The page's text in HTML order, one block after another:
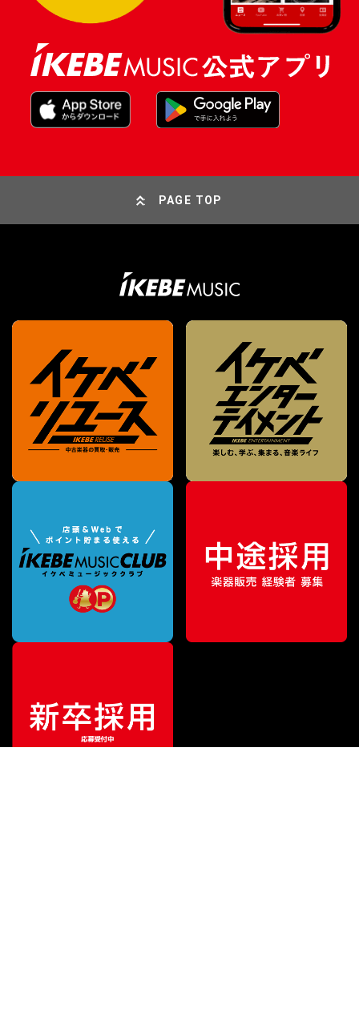
販売価格¥1,397,000（税込）
PAGE TOP